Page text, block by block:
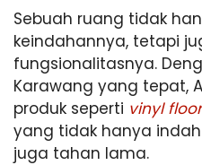
Sebuah ruang tidak
keindahannya, tetapi
fungsionalitasnya.
Karawang yang tepat,
produk seperti vinyl
yang tidak hanya
juga tahan lama.